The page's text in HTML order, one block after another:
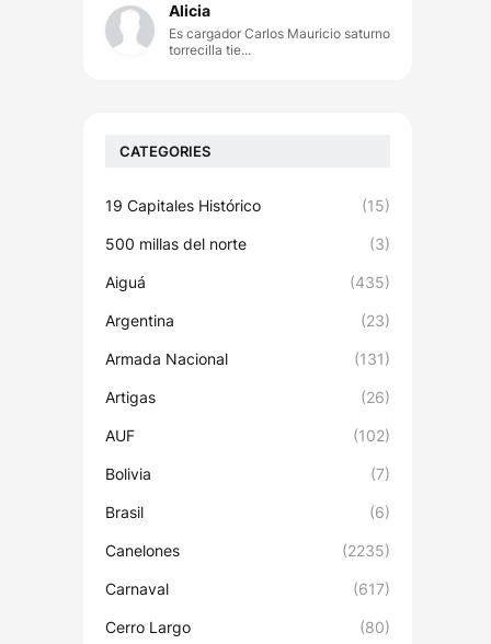
Alicia
Es cargador Carlos Mauricio saturno
torrecilla tie...
CATEGORIES
19 Capitales Histórico (15)
500 millas del norte (3)
Aiguá (435)
Argentina (23)
Armada Nacional (131)
Artigas (26)
AUF (102)
Bolivia (7)
Brasil (6)
Canelones (2235)
Carnaval (617)
Cerro Largo (80)